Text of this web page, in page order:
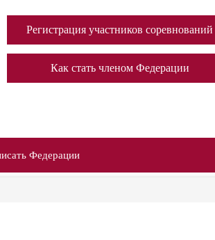
Регистрация участников соревнований
Как стать членом Федерации
Федерации